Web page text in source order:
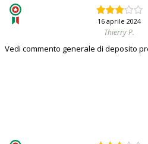
16 aprile 2024
Thierry P.
Vedi commento generale di deposito